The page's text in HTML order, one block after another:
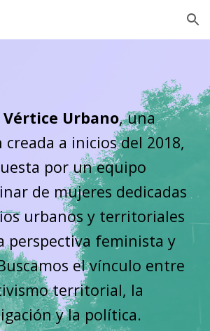
Skip to navigation
Vértice Urbano,una
a inicios del 2018,
por un equipo
de mujeres dedicadas
urbanos y territoriales
perspectiva feminista y
el vínculo entre
territorial, la
y la política.